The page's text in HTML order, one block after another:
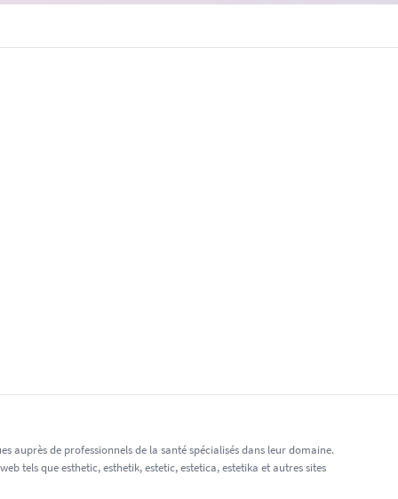
de professionnels de la santé spécialisés dans leur domaine.
tels que esthetic, esthetik, estetic, estetica, estetika et autres sites